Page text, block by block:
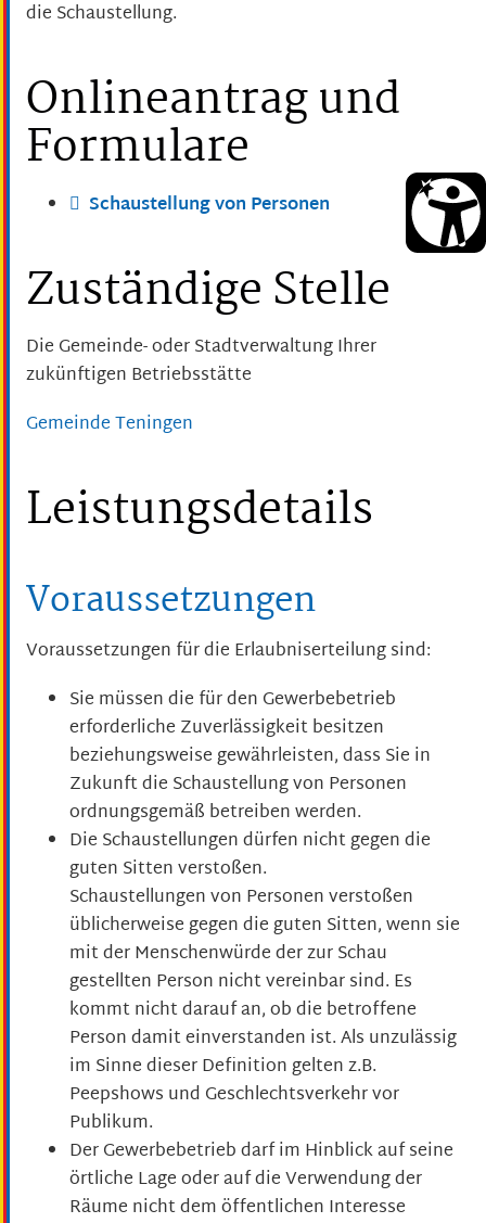
die Schaustellung.
Onlineantrag und
Formulare
Schaustellung von Personen
Zuständige Stelle
Die Gemeinde- oder Stadtverwaltung Ihrer
zukünftigen Betriebsstätte
Gemeinde Teningen
Leistungsdetails
Voraussetzungen
Voraussetzungen für die Erlaubniserteilung sind:
Sie müssen die für den Gewerbebetrieb
erforderliche Zuverlässigkeit besitzen
beziehungsweise gewährleisten, dass Sie in
Zukunft die Schaustellung von Personen
ordnungsgemäß betreiben werden.
Die Schaustellungen dürfen nicht gegen die
guten Sitten verstoßen.
Schaustellungen von Personenverstoßen
üblicherweisegegen die guten Sitten, wenn sie
mit der Menschenwürde der zur Schau
gestellten Person nicht vereinbar sind. Es
kommt nicht darauf an, ob die betroffene
Person damit einverstanden ist. Als unzulässig
im Sinne dieser Definition gelten z.B.
Peepshows und Geschlechtsverkehr vor
Publikum.
Der Gewerbebetrieb darf im Hinblick auf seine
örtliche Lage oder auf die Verwendung der
Räume nicht dem öffentlichen Interesse